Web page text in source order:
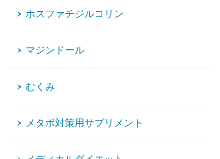
ホスファチジルコリン
マジンドール
むくみ
メタボ対策用サプリメント